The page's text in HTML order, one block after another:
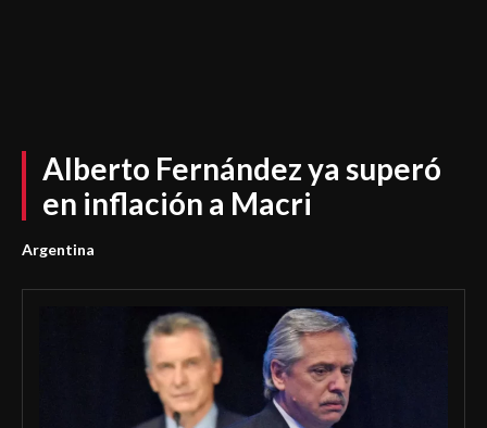
Alberto Fernández ya superó
en inflación a Macri
Argentina